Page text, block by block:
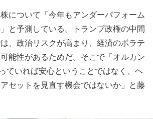
について「今年もアンダーパフォーム
と予測している。トランプ政権の中間
、政治リスクが高まり、経済のボラテ
能性があるためだ。そこで「オルカン
ていれば安心ということではなく、ヘ
セットを見直す機会ではないか」と藤